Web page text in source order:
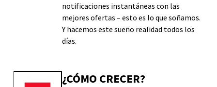
notificaciones instantáneas con las
mejores ofertas – esto es lo que soñamos.
Y hacemos este sueño realidad todos los
días.
¿CÓMO CRECER?